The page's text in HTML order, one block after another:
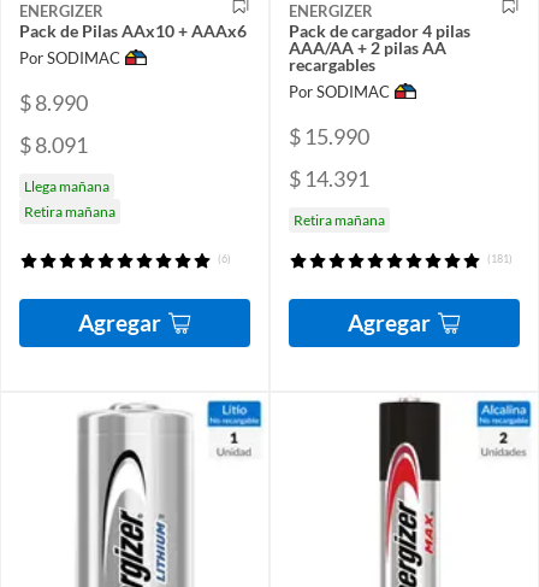
ENERGIZER
Pack de Pilas AAx10 + AAAx6
Por SODIMAC
$ 8.990
$ 8.091
Llega mañana
Retira mañana
(6)
Agregar
ENERGIZER
Pack de cargador 4 pilas
AAA/AA + 2 pilas AA
recargables
Por SODIMAC
$ 15.990
$ 14.391
Retira mañana
(181)
Agregar